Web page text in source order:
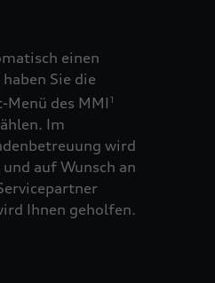
einen
Sie die
des MMI 1
Im
wird
auf Wunsch an
Ihnen geholfen.